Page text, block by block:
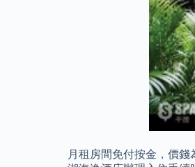
月租房間免付按金，價